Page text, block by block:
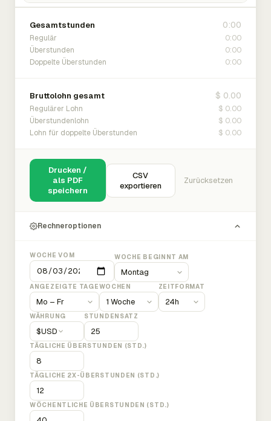
Gesamtstunden 0:00
Regulär 0:00
Überstunden 0:00
Doppelte Überstunden 0:00
Bruttolohn gesamt $ 0.00
Regulärer Lohn $ 0.00
Überstundenlohn $ 0.00
Lohn für doppelte Überstunden $ 0.00
Drucken /
als PDF
speichern
CSV
exportieren
Zurücksetzen
Rechneroptionen
WOCHE VOM WOCHE BEGINNT AM
ANGEZEIGTE TAGEWOCHEN ZEITFORMAT
WÄHRUNG
$USD
STUNDENSATZ
TÄGLICHE ÜBERSTUNDEN (STD.)
TÄGLICHE 2X-ÜBERSTUNDEN (STD.)
WÖCHENTLICHE ÜBERSTUNDEN (STD.)